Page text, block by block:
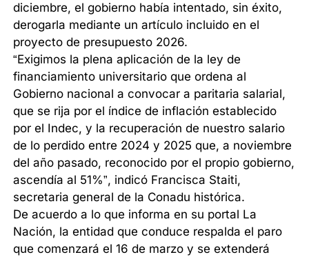
diciembre, el gobierno había intentado, sin éxito,
derogarla mediante un artículo incluido en el
proyecto de presupuesto 2026.
“Exigimos la plena aplicación de la ley de
financiamiento universitario que ordena al
Gobierno nacional a convocar a paritaria salarial,
que se rija por el índice de inflación establecido
por el Indec, y la recuperación de nuestro salario
de lo perdido entre 2024 y 2025 que, a noviembre
del año pasado, reconocido por el propio gobierno,
ascendía al 51%”, indicó Francisca Staiti,
secretaria general de la Conadu histórica.
De acuerdo a lo que informa en su portal La
Nación, la entidad que conduce respalda el paro
que comenzará el 16 de marzo y se extenderá